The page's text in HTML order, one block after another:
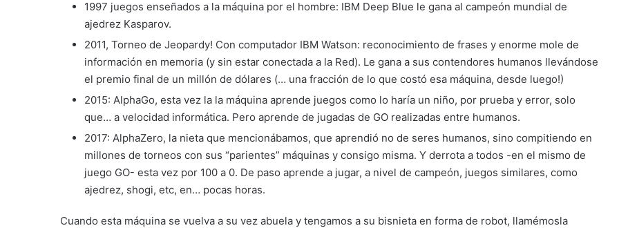
1997 juegos enseñados a la máquina por el hombre: IBM Deep Blue le gana al campeón mundial de
ajedrez Kasparov.
2011, Torneo de Jeopardy! Con computador IBM Watson: reconocimiento de frases y enorme mole de
información en memoria (y sin estar conectada a la Red). Le gana a sus contendores humanos llevándose
el premio final de un millón de dólares (… una fracción de lo que costó esa máquina, desde luego!)
2015: AlphaGo, esta vez la la máquina aprende juegos como lo haría un niño, por prueba y error, solo
que… a velocidad informática. Pero aprende de jugadas de GO realizadas entre humanos.
2017: AlphaZero, la nieta que mencionábamos, que aprendió no de seres humanos, sino compitiendo en
millones de torneos con sus “parientes” máquinas y consigo misma. Y derrota a todos -en el mismo de
juego GO- esta vez por 100 a 0. De paso aprende a jugar, a nivel de campeón, juegos similares, como
ajedrez, shogi, etc, en… pocas horas.
Cuando esta máquina se vuelva a su vez abuela y tengamos a su bisnieta en forma de robot, llamémosla